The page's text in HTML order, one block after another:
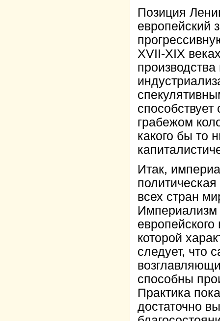
Позиция
европейский
XVII-XIX
грабежом
какого бы то
Итак,
всех стран
Империализм
которой
следует, что
способны
Практика
достаточно